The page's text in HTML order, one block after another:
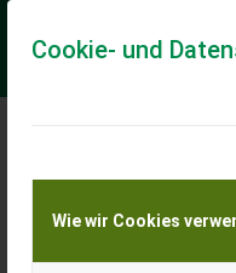
Cookie- und
Wie wir Cookies
Meine
Transport von
KEINE